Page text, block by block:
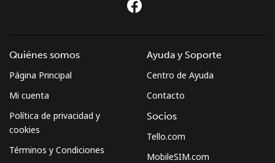
Quiénes somos
Página Principal
Mi cuenta
Política de privacidad y
cookies
Términos y Condiciones
Ayuda y Soporte
Centro de Ayuda
Contacto
Socios
Tello.com
MobileSIM.com